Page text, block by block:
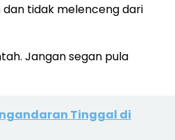
tidak melenceng dari
Jangan segan pula
Tinggal di